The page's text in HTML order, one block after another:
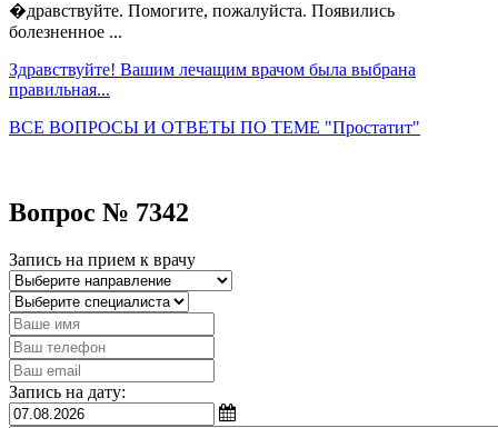
�дравствуйте. Помогите, пожалуйста. Появились
болезненное ...
Здравствуйте! Вашим лечащим врачом была выбрана
правильная...
ВСЕ ВОПРОСЫ И ОТВЕТЫ ПО ТЕМЕ "Простатит"
Вопрос № 7342
Запись на прием к врачу
Запись на дату: